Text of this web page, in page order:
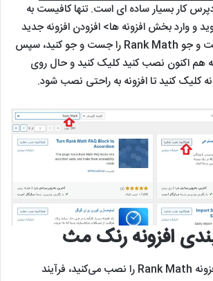
کار بسیار ساده ای است. تنها کافیست به
و وارد بخش افزونه ها> افزودن افزونه جدید
شوید و در باکس جست و جو Rank Math را جست و جو کنید، سپس
هم اکنون نصب کنید کلیک کنید و حال روی
کلیک کنید تا افزونه به راحتی نصب شود.
افزونه رنک مث
وقتی برای اولین بار افزونه Rank Math را نصب می‌کنید، فرآیند